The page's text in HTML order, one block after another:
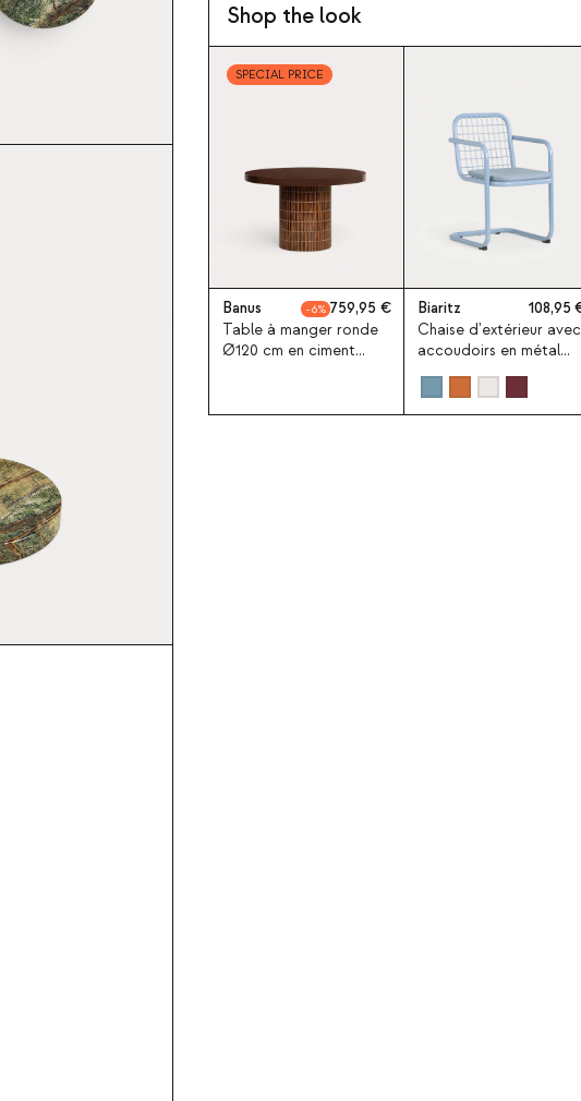
Shop the look
SPECIAL PRICE
Banus 6
759,95
Table à manger ronde
Ø120 cm en ciment
Biaritz
108,95
Chaise d'extérieur avec
accoudoirs en métal
Biaritz